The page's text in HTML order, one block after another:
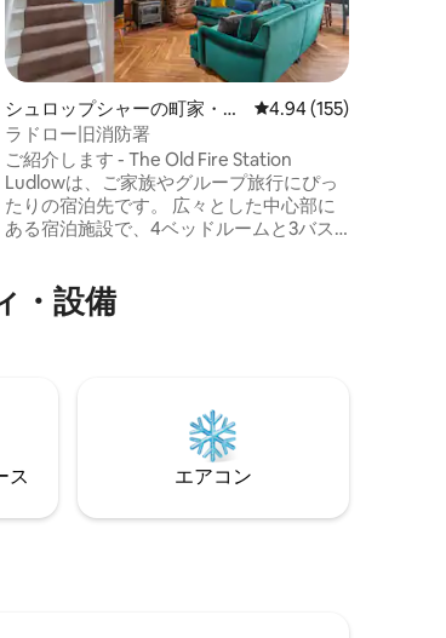
、5つ星中5.0つ星の平均評価
シュロップシャーの町家・長
屋
レビュー155件、5つ
4.94 (155)
ラドロー旧消防署
ご紹介します - The Old Fire Station
Ludlowは、ご家族やグループ旅行にぴっ
たりの宿泊先です。 広々とした中心部に
ある宿泊施設で、4ベッドルームと3バス
スプレッソマシンが備わっています。 ソ
ーシャルなオープンプランの空間が滞在
ネンが備わっており、高密度のタオルが
あり、さらに豪華な雰囲気を演出しま
・⁠設⁠備
ス エアコン